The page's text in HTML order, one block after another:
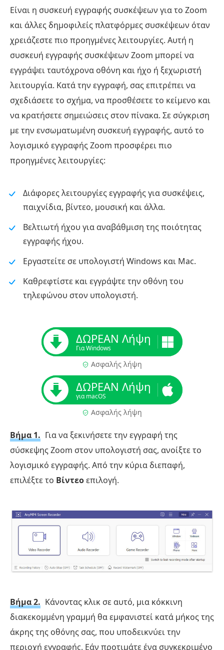
Είναι η συσκευή εγγραφής συσκέψεων για το Zoom
και άλλες δημοφιλείς πλατφόρμες συσκέψεων όταν
χρειάζεστε πιο προηγμένες λειτουργίες. Αυτή η
συσκευή εγγραφής συσκέψεων Zoom μπορεί να
εγγράψει ταυτόχρονα οθόνη και ήχο ή ξεχωριστή
λειτουργία. Κατά την εγγραφή, σας επιτρέπει να
σχεδιάσετε το σχήμα, να προσθέσετε το κείμενο και
να κρατήσετε σημειώσεις στον πίνακα. Σε σύγκριση
με την ενσωματωμένη συσκευή εγγραφής, αυτό το
λογισμικό εγγραφής Zoom προσφέρει πιο
προηγμένες λειτουργίες:
Διάφορες λειτουργίες εγγραφής για συσκέψεις,
παιχνίδια, βίντεο, μουσική και άλλα.
Βελτιωτή ήχου για αναβάθμιση της ποιότητας
εγγραφής ήχου.
Εργαστείτε σε υπολογιστή Windows και Mac.
Καθρεφτίστε και εγγράψτε την οθόνη του
τηλεφώνου στον υπολογιστή.
ΔΩΡΕΑΝ Λήψη
Για Windows
Ασφαλής λήψη
ΔΩΡΕΑΝ Λήψη
για macOS
Ασφαλής λήψη
Βήμα 1. Για να ξεκινήσετε την εγγραφή της
σύσκεψης Zoom στον υπολογιστή σας, ανοίξτε το
λογισμικό εγγραφής. Από την κύρια διεπαφή,
επιλέξτε το Βίντεοεπιλογή.
Βήμα 2. Κάνοντας κλικ σε αυτό, μια κόκκινη
διακεκομμένη γραμμή θα εμφανιστεί κατά μήκος της
άκρης της οθόνης σας, που υποδεικνύει την
περιοχή εγγραφής. Εάν προτιμάτε ένα συγκεκριμένο